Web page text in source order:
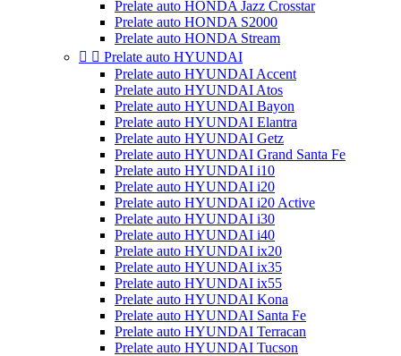
Prelate auto HONDA Jazz Crosstar
Prelate auto HONDA S2000
Prelate auto HONDA Stream
  Prelate auto HYUNDAI
Prelate auto HYUNDAI Accent
Prelate auto HYUNDAI Atos
Prelate auto HYUNDAI Bayon
Prelate auto HYUNDAI Elantra
Prelate auto HYUNDAI Getz
Prelate auto HYUNDAI Grand Santa Fe
Prelate auto HYUNDAI i10
Prelate auto HYUNDAI i20
Prelate auto HYUNDAI i20 Active
Prelate auto HYUNDAI i30
Prelate auto HYUNDAI i40
Prelate auto HYUNDAI ix20
Prelate auto HYUNDAI ix35
Prelate auto HYUNDAI ix55
Prelate auto HYUNDAI Kona
Prelate auto HYUNDAI Santa Fe
Prelate auto HYUNDAI Terracan
Prelate auto HYUNDAI Tucson